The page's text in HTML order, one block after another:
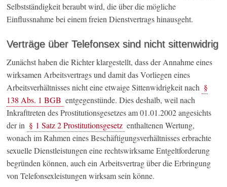
Selbstständigkeit beraubt wird, die über die mögliche
Einflussnahme bei einem freien Dienstvertrags hinausgeht.
Verträge über Telefonsex sind nicht sittenwidrig
Zunächst haben die Richter klargestellt, dass der Annahme eines
wirksamen Arbeitsvertrags und damit das Vorliegen eines
Arbeitsverhältnisses nicht eine etwaige Sittenwidrigkeit nach §
138 Abs. 1 BGB entgegenstünde. Dies deshalb, weil nach
Inkrafttreten des Prostitutionsgesetzes am 01.01.2002 angesichts
der in § 1 Satz 2 Prostitutionsgesetz enthaltenen Wertung,
wonach im Rahmen eines Beschäftigungsverhältnisses erbrachte
sexuelle Dienstleistungen eine rechtswirksame Entgeltforderung
begründen können, auch ein Arbeitsvertrag über die Erbringung
von Telefonsexleistungen wirksam sein könne.